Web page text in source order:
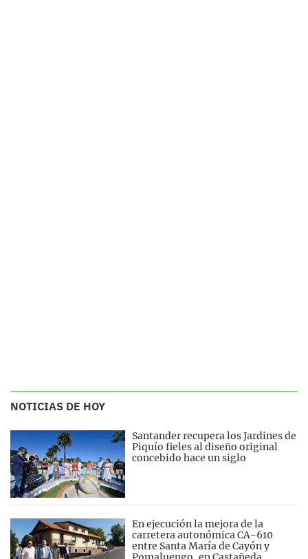
NOTICIAS DE HOY
Santander recupera los Jardines de
Piquío fieles al diseño original
concebido hace un siglo
En ejecución la mejora de la
carretera autonómica CA-610
entre Santa María de Cayón y